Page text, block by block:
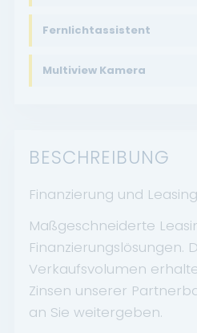
Fernlichtassistent
Multiview Kamera
BESCHREIBUNG
Finanzierung und
Maßgeschneiderte
Finanzierungslösungen.
Verkaufsvolumen
Zinsen unserer
an Sie weitergeben.